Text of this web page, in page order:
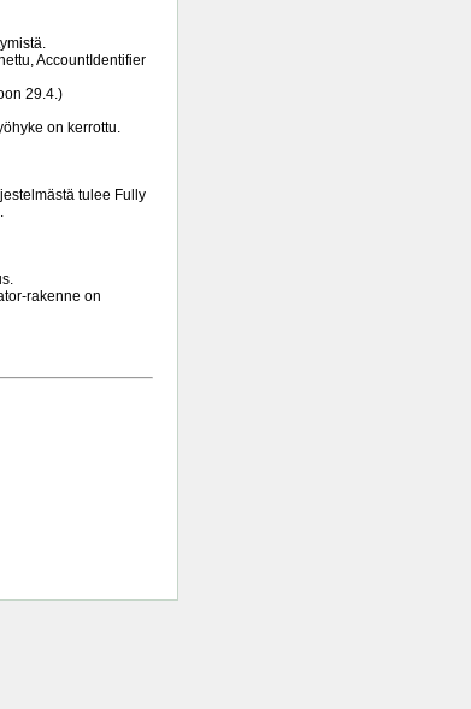
AccountIdentifier
29.4.)
on kerrottu.
tulee Fully
rakenne on